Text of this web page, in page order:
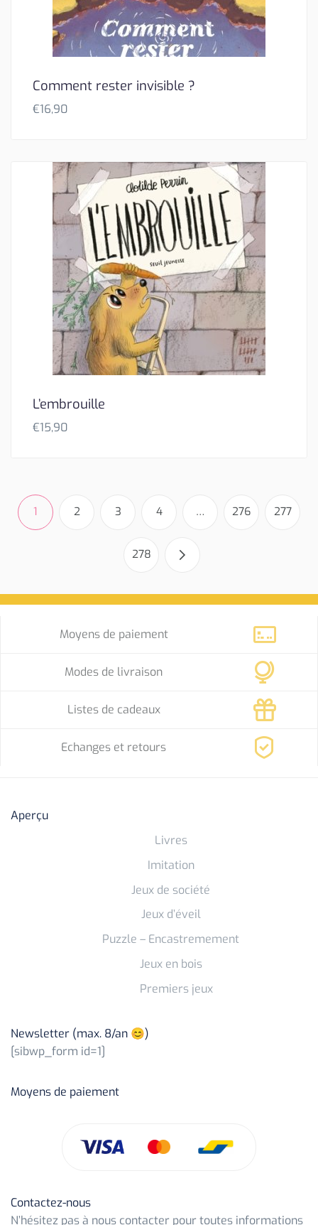
Comment rester invisible ?
€16,90
L’embrouille
€15,90
1 2 3 4 … 276 277
278
Moyens de paiement
Modes de livraison
Listes de cadeaux
Echanges et retours
Aperçu
Livres
Imitation
Jeux de société
Jeux d’éveil
Puzzle – Encastremement
Jeux en bois
Premiers jeux
Newsletter (max. 8/an 😊)
[sibwp_form id=1]
Moyens de paiement
Contactez-nous
N’hésitez pas à nous contacter pour toutes informations